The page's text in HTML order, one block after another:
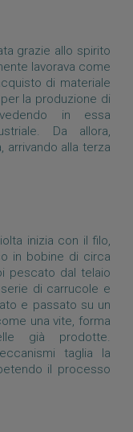
grazie allo spirito
lavorava come
di materiale
la produzione di
in essa
Da allora,
arrivando alla terza
inizia con il filo,
in bobine di circa
pescato dal telaio
di carrucole e
e passato su un
una vite, forma
già prodotte.
taglia la
il processo